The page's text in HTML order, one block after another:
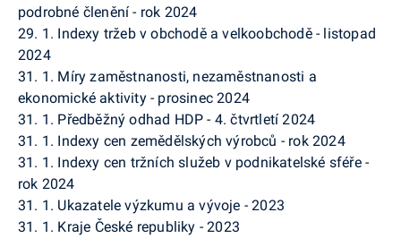
podrobné členění - rok 2024
29. 1. Indexy tržeb v obchodě a velkoobchodě - listopad
2024
31. 1. Míry zaměstnanosti, nezaměstnanosti a
ekonomické aktivity - prosinec 2024
31. 1. Předběžný odhad HDP - 4. čtvrtletí 2024
31. 1. Indexy cen zemědělských výrobců - rok 2024
31. 1. Indexy cen tržních služeb v podnikatelské sféře -
rok 2024
31. 1. Ukazatele výzkumu a vývoje - 2023
31. 1. Kraje České republiky - 2023